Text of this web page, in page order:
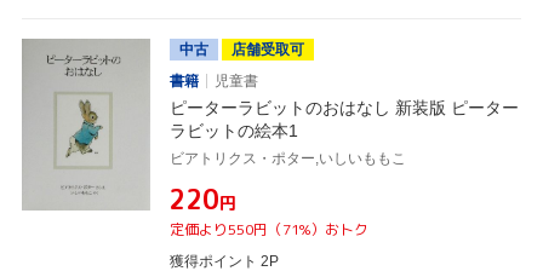
中古
店舗受取可
書籍
児童書
ピーターラビットのおはなし 新装版 ピーター
ラビットの絵本1
ビアトリクス・ポター,いしいももこ
¥220円
定価より550円（71%）おトク
獲得ポイント 2P